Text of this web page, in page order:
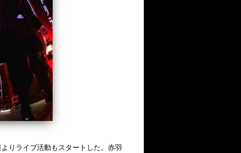
りライブ活動もスタートした。赤羽